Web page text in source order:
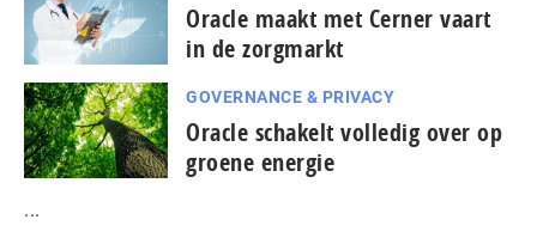
Oracle maakt met Cerner vaart
in de zorgmarkt
GOVERNANCE & PRIVACY
Oracle schakelt volledig over op
groene energie
...